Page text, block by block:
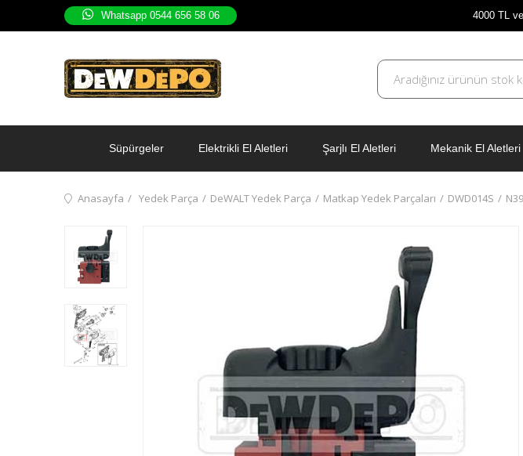
Whatsapp 0544 656 58 06 4000 TL
Süpürgeler Elektrikli El Aletleri Şarjlı El Aletleri Mekanik El Aletleri
Anasayfa Yedek Parça DeWALT Yedek Parça Matkap Yedek Parçaları DWD014S